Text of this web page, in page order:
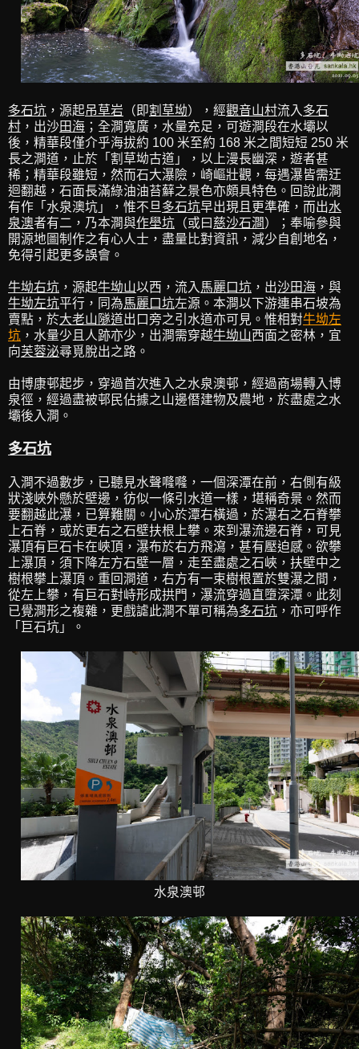
多石坑 ，源起吊草岩 （即割草坳），經觀音山村流入 多石
村 ，出沙田海 ；全澗寬廣，水量充足，可遊澗段在水壩以
後，精華段僅介乎海拔約 100 米至約 168 米之間短短 250 米
長之澗道，止於「割草坳古道」，以上漫長幽深，遊者甚
稀；精華段雖短，然而石大瀑險，崎嶇壯觀，每遇瀑皆需迂
迴翻越，石面長滿綠油油苔蘚之景色亦頗具特色。回說此澗
有作「水泉澳坑」，惟不旦 多石坑早出現且更準確，而出水
泉澳者有二，乃本澗與作壆坑 （或曰慈沙石澗）；奉喻參與
開源地圖制作之有心人士，盡量比對資訊，減少自創地名，
免得引起更多誤會。
牛坳右坑 ，源起牛坳山以西，流入 馬麗口坑 ，出沙田海 ，與
牛坳左坑平行，同為馬麗口坑左源。本澗以下游連串石坡為
賣點，於大老山隧道出口旁之引水道亦可見。惟相對牛坳左
坑 ，水量少且人跡亦少，出澗需穿越牛坳山西面之密林，宜
向芙蓉泌尋覓脫出之路。
由博康邨起步，穿過首次進入之水泉澳邨，經過商場轉入博
泉徑，經過盡被邨民佔據之山邊僭建物及農地，於盡處之水
壩後入澗。
多石坑
入澗不過數步，已聽見水聲𠾐𠾐，一個深潭在前，右側有級
狀淺峽外懸於壁邊，彷似一條引水道一樣，堪稱奇景。然而
要翻越此瀑，已算難關。小心於潭右橫過，於瀑右之石脊攀
上石脊，或於更右之石壁扶根上攀。來到瀑流邊石脊，可見
瀑頂有巨石卡在峽頂，瀑布於右方飛瀉，甚有壓迫感。欲攀
上瀑頂，須下降左方石壁一層，走至盡處之石峽，扶壁中之
樹根攀上瀑頂。重回澗道，右方有一束樹根置於雙瀑之間，
從左上攀，有巨石對峙形成拱門，瀑流穿過直墮深潭。此刻
已覺澗形之複雜，更戲謔此澗不單可稱為多石坑 ，亦可呼作
「巨石坑」。
水泉澳邨